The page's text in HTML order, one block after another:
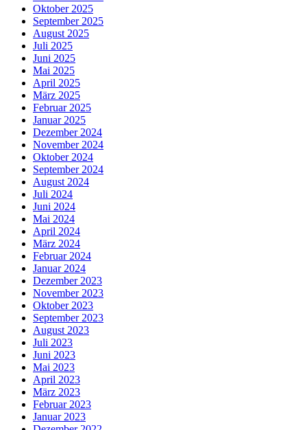
Oktober 2025
September 2025
August 2025
Juli 2025
Juni 2025
Mai 2025
April 2025
März 2025
Februar 2025
Januar 2025
Dezember 2024
November 2024
Oktober 2024
September 2024
August 2024
Juli 2024
Juni 2024
Mai 2024
April 2024
März 2024
Februar 2024
Januar 2024
Dezember 2023
November 2023
Oktober 2023
September 2023
August 2023
Juli 2023
Juni 2023
Mai 2023
April 2023
März 2023
Februar 2023
Januar 2023